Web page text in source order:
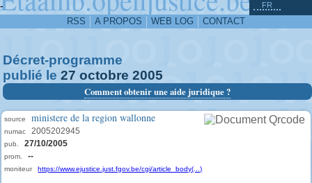
-
RSS A PROPOS WEB LOG CONTACT
FR
Décret-programme
publié le 27 octobre 2005
Comment obtenir une aide juridique ?
source ministere de la region wallonne
numac 2005202945
pub. 27/10/2005
prom. --
moniteur https://www.ejustice.just.fgov.be/cgi/article_body(...)
^